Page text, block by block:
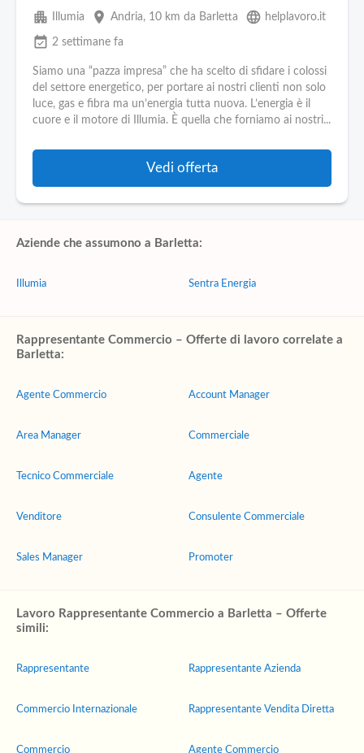
apartment Illumia place Andria, 10 km da Barletta language helplavoro.it
event_available 2 settimane fa
Siamo una “pazza impresa” che ha scelto di sfidare i colossi
del settore energetico, per portare ai nostri clienti non solo
luce, gas e fibra ma un’energia tutta nuova. L’energia è il
cuore e il motore di Illumia. È quella che forniamo ai nostri...
Vedi offerta
Aziende che assumono a Barletta:
Illumia Sentra Energia
Rappresentante Commercio – Offerte di lavoro correlate a
Barletta:
Agente Commercio
Area Manager
Tecnico Commerciale
Venditore
Sales Manager
Account Manager
Commerciale
Agente
Consulente Commerciale
Promoter
Lavoro Rappresentante Commercio a Barletta – Offerte
simili:
Rappresentante
Commercio Internazionale
Commercio
Rappresentante Azienda
Rappresentante Vendita Diretta
Agente Commercio